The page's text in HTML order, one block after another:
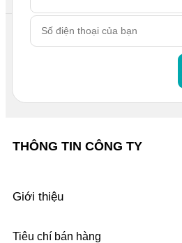
THÔNG TIN CÔNG TY
Giới thiệu
Tiêu chí bán hàng